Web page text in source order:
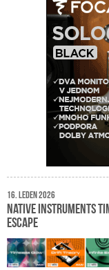
16. leden 2026
Native Instruments
Escape